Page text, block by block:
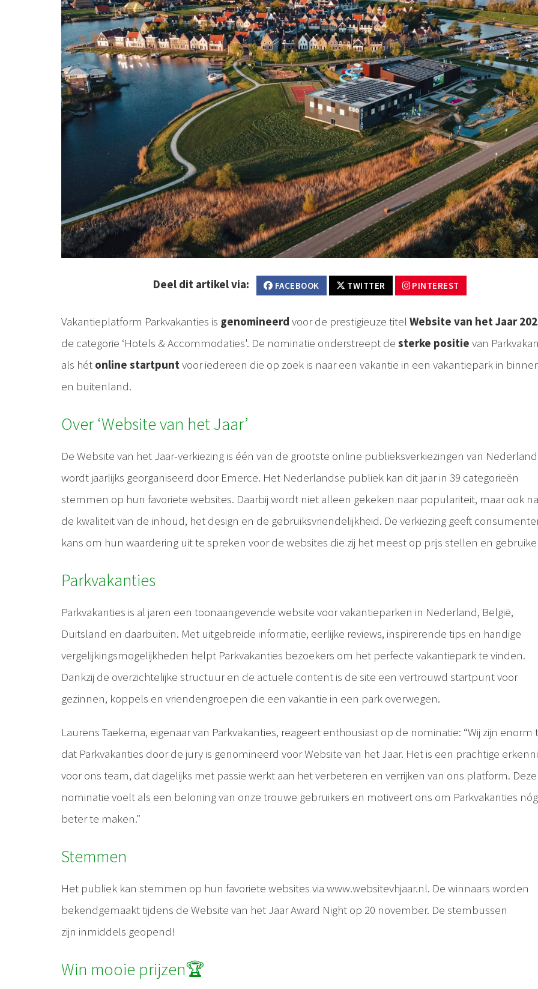
Deel dit artikel via: FACEBOOK TWITTER PINTEREST
Vakantieplatform Parkvakanties is genomineerd voor de prestigieuze titel Website van het Jaar
de categorie ‘Hotels & Accommodaties'. De nominatie onderstreept de sterke positie van
als hét online startpuntvoor iedereen die op zoek is naar een vakantie in een vakantiepark in
en buitenland.
Over ‘Website van het Jaar’
De Website van het Jaar-verkiezing is één van de grootste online publieksverkiezingen van
wordt jaarlijks georganiseerd door Emerce. Het Nederlandse publiek kan dit jaar in 39 categorieën
stemmen op hun favoriete websites. Daarbij wordt niet alleen gekeken naar populariteit, maar ook
de kwaliteit van de inhoud, het design en de gebruiksvriendelijkheid. De verkiezing geeft
kans om hun waardering uit te spreken voor de websites die zij het meest op prijs stellen en
Parkvakanties
Parkvakanties is al jaren een toonaangevende website voor vakantieparken in Nederland, België,
Duitsland en daarbuiten. Met uitgebreide informatie, eerlijke reviews, inspirerende tips en handige
vergelijkingsmogelijkheden helpt Parkvakanties bezoekers om het perfecte vakantiepark te vinden.
Dankzij de overzichtelijke structuur en de actuele content is de site een vertrouwd startpunt voor
gezinnen, koppels en vriendengroepen die een vakantie in een park overwegen.
Laurens Taekema, eigenaar van Parkvakanties, reageert enthousiast op de nominatie: “Wij zijn enorm
dat Parkvakanties door de jury is genomineerd voor Website van het Jaar. Het is een prachtige
voor ons team, dat dagelijks met passie werkt aan het verbeteren en verrijken van ons platform. Deze
nominatie voelt als een beloning van onze trouwe gebruikers en motiveert ons om Parkvakanties nóg
beter te maken.”
Stemmen
Het publiek kan stemmen op hun favoriete websites via www.websitevhjaar.nl. De winnaars worden
bekendgemaakt tijdens de Website van het Jaar Award Night op 20 november. De stembussen
zijn inmiddels geopend!
Win mooie prijzen🏆